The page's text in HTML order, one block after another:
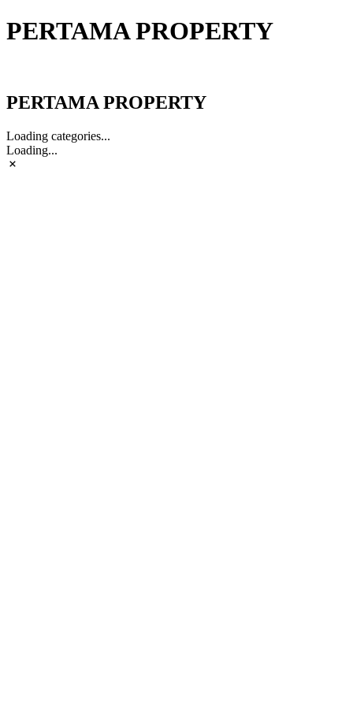
PERTAMA PROPERTY
PERTAMA PROPERTY
Loading categories...
Loading...